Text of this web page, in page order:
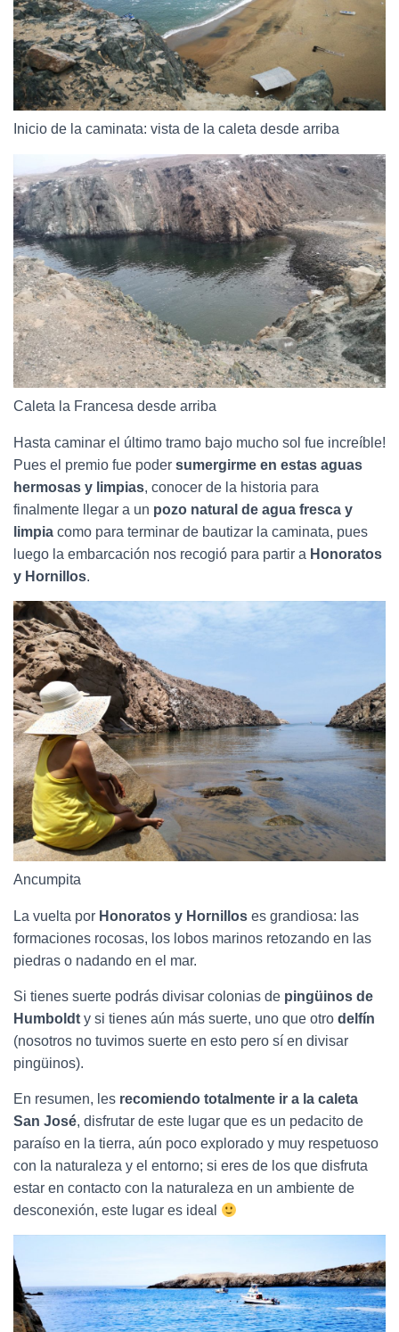
Inicio de la caminata: vista de la caleta desde arriba
Caleta la Francesa desde arriba
Hasta caminar el último tramo bajo mucho sol fue increíble!
Pues el premio fue poder sumergirme en estas aguas
hermosas y limpias, conocer de la historia para
finalmente llegar a un pozo natural de agua fresca y
limpia como para terminar de bautizar la caminata, pues
luego la embarcación nos recogió para partir a Honoratos
y Hornillos.
Ancumpita
La vuelta por Honoratos y Hornillos es grandiosa: las
formaciones rocosas, los lobos marinos retozando en las
piedras o nadando en el mar.
Si tienes suerte podrás divisar colonias de pingüinos de
Humboldt y si tienes aún más suerte, uno que otro delfín
(nosotros no tuvimos suerte en esto pero sí en divisar
pingüinos).
En resumen, les recomiendo totalmente ir a la caleta
San José, disfrutar de este lugar que es un pedacito de
paraíso en la tierra, aún poco explorado y muy respetuoso
con la naturaleza y el entorno; si eres de los que disfruta
estar en contacto con la naturaleza en un ambiente de
desconexión, este lugar es ideal